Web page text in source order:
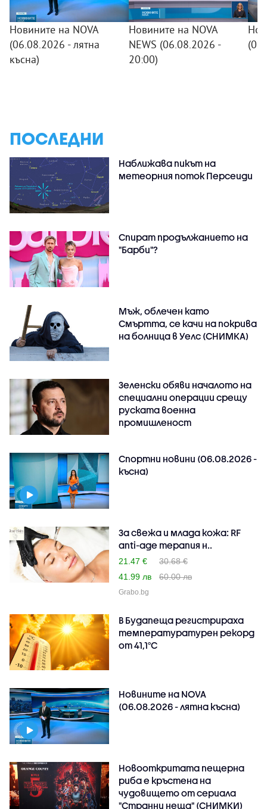
Новините на NOVA
(06.08.2026 - лятна
късна)
Новините на NOVA
NEWS (06.08.2026 -
20:00)
ПОСЛЕДНИ
Наближава пикът на
метеорния поток Персеиди
Спират продължанието на
"Барби"?
Мъж, облечен като
Смъртта, се качи на покрива
на болница в Уелс (СНИМКА)
Зеленски обяви началото на
специални операции срещу
руската военна
промишленост
Спортни новини (06.08.2026 -
късна)
За свежа и млада кожа: RF
anti-age терапия н..
21.47 €
30.68 €
41.99 лв
60.00 лв
Grabo.bg
В Будапеща регистрираха
температуратурен рекорд
от 41,1°C
Новините на NOVA
(06.08.2026 - лятна късна)
Новооткритата пещерна
риба е кръстена на
чудовището от сериала
"Странни неща" (СНИМКИ)